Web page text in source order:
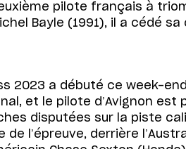
pilote français à
Bayle (1991), il a cédé
2023 a débuté ce week-
et le pilote d’Avignon est
disputées sur la piste
de l’épreuve, derrière